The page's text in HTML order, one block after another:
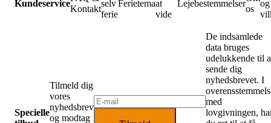
Kundeservice
Kontakt
selv
ferie
Ferietemaat
vide
Lejebestemmelser
os
og
Specielle
Tilmeld dig
vores
nyhedsbrev
og modtag
De indsamlede
data bruges
udelukkende til
sende dig
nyhedsbrevet. I
med
lovgivningen,